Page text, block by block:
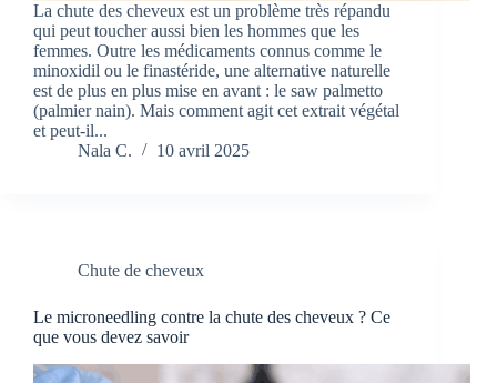
La chute des cheveux est un problème très répandu
qui peut toucher aussi bien les hommes que les
femmes. Outre les médicaments connus comme le
minoxidil ou le finastéride, une alternative naturelle
est de plus en plus mise en avant : le saw palmetto
(palmier nain). Mais comment agit cet extrait végétal
et peut-il...
Nala C.
10 avril 2025
Chute de cheveux
Le microneedling contre la chute des cheveux ? Ce
que vous devez savoir